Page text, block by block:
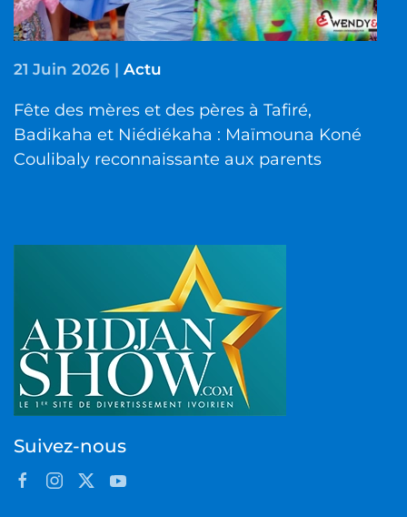
21 Juin 2026 | Actu
Fête des mères et des pères à Tafiré,
Badikaha et Niédiékaha : Maïmouna Koné
Coulibaly reconnaissante aux parents
Suivez-nous